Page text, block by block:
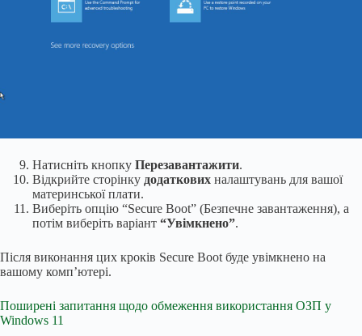
Натисніть кнопку Перезавантажити.
Відкрийте сторінку додаткових налаштувань для вашої
материнської плати.
Виберіть опцію “Secure Boot” (Безпечне завантаження), а
потім виберіть варіант “Увімкнено”.
Після виконання цих кроків Secure Boot буде увімкнено на
вашому комп’ютері.
Поширені запитання щодо обмеження використання ОЗП у
Windows 11